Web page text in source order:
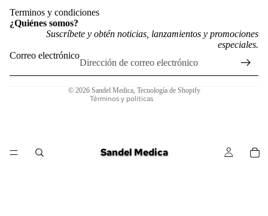
Sandel Medica
Terminos y condiciones
¿Quiénes somos?
Suscríbete y obtén noticias, lanzamientos y promociones
especiales.
Correo electrónico
© 2026 Sandel Medica, Tecnología de Shopify
Términos y políticas
Política de reembolso
Política de privacidad
Política de envío
Información de contacto